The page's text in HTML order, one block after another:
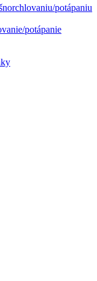
potápaniu
potápanie